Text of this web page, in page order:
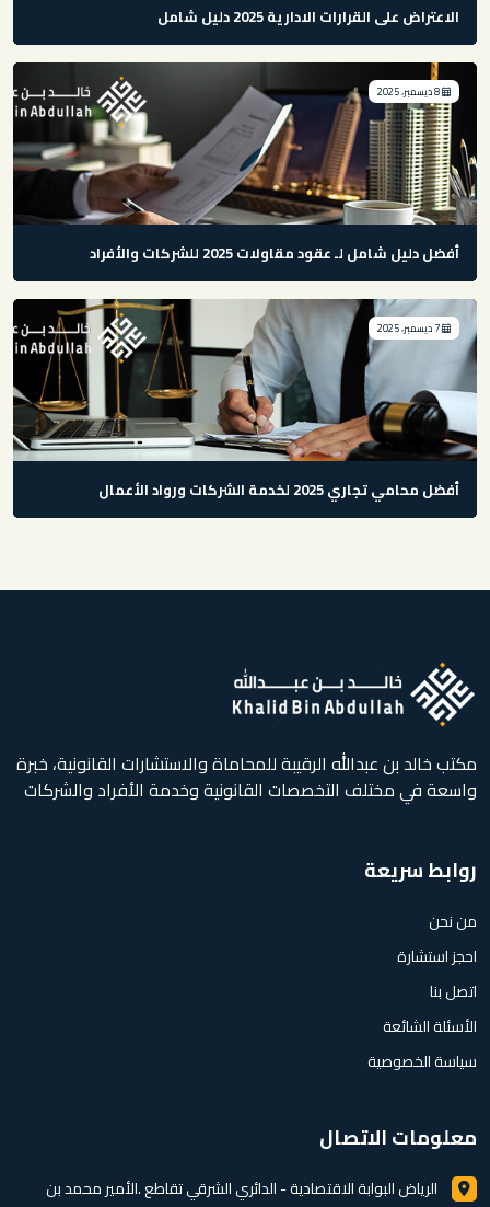
الاعتراض على القرارات الادارية 2025 دليل شامل
أفضل دليل شامل لـ عقود مقاولات 2025 للشركات والأفراد
أفضل محامي تجاري 2025 لخدمة الشركات ورواد الأعمال
مكتب خالد بن عبدالله الرقيبة للمحاماة والاستشارات القانونية، خبرة
واسعة في مختلف التخصصات القانونية وخدمة الأفراد والشركات
روابط سريعة
من نحن
احجز استشارة
اتصل بنا
الأسئلة الشائعة
سياسة الخصوصية
معلومات الاتصال
الرياض البوابة الاقتصادية - الدائري الشرقي تقاطع .الأمير محمد بن